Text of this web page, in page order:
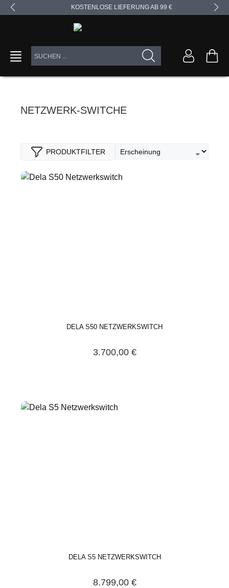
springen KOSTENLOSE LIEFERUNG AB 99 €
NETZWERK-SWITCHE
PRODUKTFILTER
DELA S50 NETZWERKSWITCH
3.700,00 €
DELA S5 NETZWERKSWITCH
8.799,00 €